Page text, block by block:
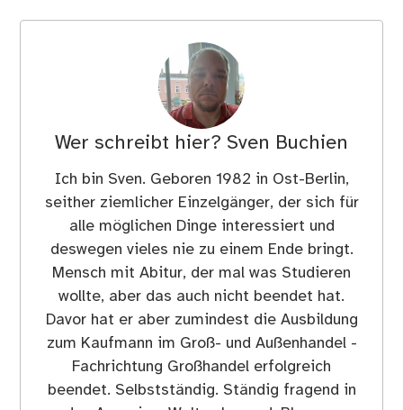
Wer schreibt hier? Sven Buchien
Ich bin Sven. Geboren 1982 in Ost-Berlin,
seither ziemlicher Einzelgänger, der sich für
alle möglichen Dinge interessiert und
deswegen vieles nie zu einem Ende bringt.
Mensch mit Abitur, der mal was Studieren
wollte, aber das auch nicht beendet hat.
Davor hat er aber zumindest die Ausbildung
zum Kaufmann im Groß- und Außenhandel -
Fachrichtung Großhandel erfolgreich
beendet. Selbstständig. Ständig fragend in